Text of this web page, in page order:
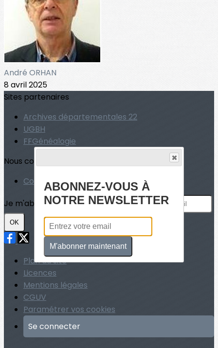
André ORHAN
8 avril 2025
Sites partenaires
Archives départementales 22
UGBH
FFGénéalogie
Nous contacter
Contact
Je m'abonne à la newsletter
OK
Plan du site
Licences
Mentions légales
CGUV
Paramétrer vos cookies
Se connecter
ABONNEZ-VOUS À
NOTRE NEWSLETTER
M'abonner maintenant